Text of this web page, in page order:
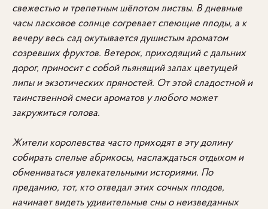
свежестью и трепетным шёпотом листвы. В дневные
часы ласковое солнце согревает спеющие плоды, а к
вечеру весь сад окутывается душистым ароматом
созревших фруктов. Ветерок, приходящий с дальних
дорог, приносит с собой пьянящий запах цветущей
липы и экзотических пряностей. От этой сладостной и
таинственной смеси ароматов у любого может
закружиться голова.
Жители королевства часто приходят в эту долину
собирать спелые абрикосы, наслаждаться отдыхом и
обмениваться увлекательными историями. По
преданию, тот, кто отведал этих сочных плодов,
начинает видеть удивительные сны о неизведанных